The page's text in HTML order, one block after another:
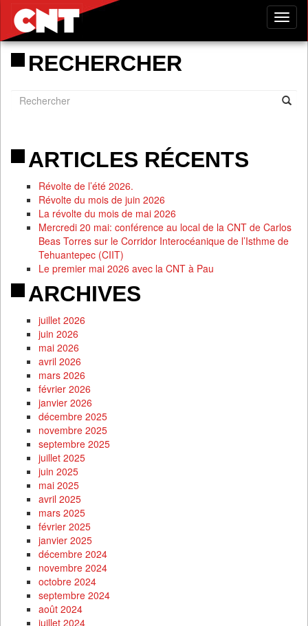
RECHERCHER
ARTICLES RÉCENTS
Révolte de l’été 2026.
Révolte du mois de juin 2026
La révolte du mois de mai 2026
Mercredi 20 mai: conférence au local de la CNT de Carlos
Beas Torres sur le Corridor Interocéanique de l’Isthme de
Tehuantepec (CIIT)
Le premier mai 2026 avec la CNT à Pau
ARCHIVES
juillet 2026
juin 2026
mai 2026
avril 2026
mars 2026
février 2026
janvier 2026
décembre 2025
novembre 2025
septembre 2025
juillet 2025
juin 2025
mai 2025
avril 2025
mars 2025
février 2025
janvier 2025
décembre 2024
novembre 2024
octobre 2024
septembre 2024
août 2024
juillet 2024